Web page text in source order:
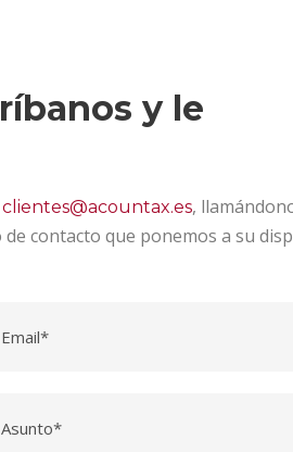
y le
clientes@acountax.es,
contacto que ponemos a su